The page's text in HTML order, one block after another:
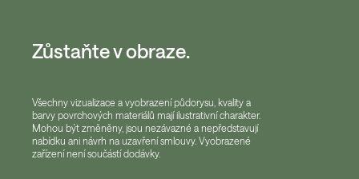
Zůstaňte v obraze.
Všechny vizualizace a vyobrazení půdorysu, kvality a
barvy povrchových materiálů mají ilustrativní charakter.
Mohou být změněny, jsou nezávazné a nepředstavují
nabídku ani návrh na uzavření smlouvy. Vyobrazené
zařízení není součástí dodávky.